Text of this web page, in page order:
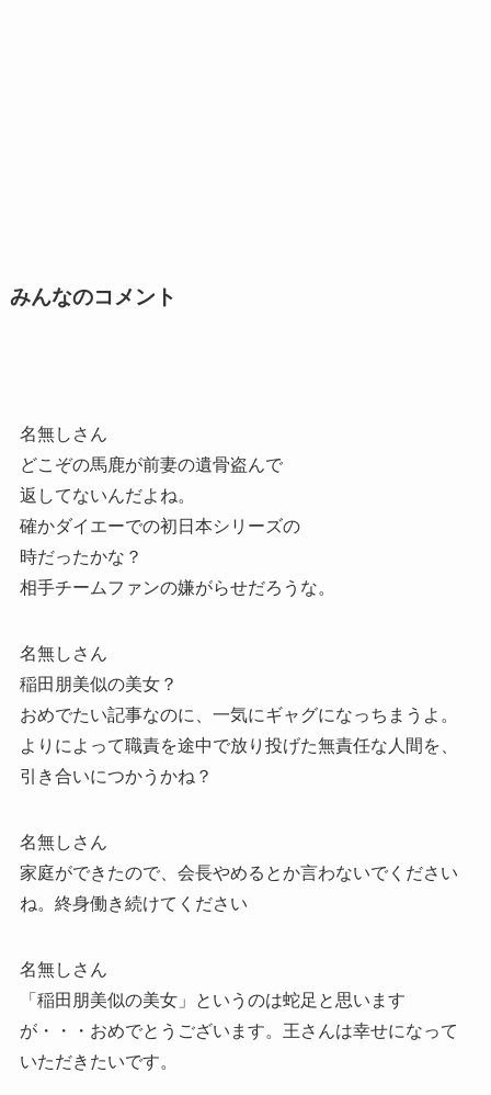
みんなのコメント
名無しさん
どこぞの馬鹿が前妻の遺骨盗んで
返してないんだよね。
確かダイエーでの初日本シリーズの
時だったかな？
相手チームファンの嫌がらせだろうな。
名無しさん
稲田朋美似の美女？
おめでたい記事なのに、一気にギャグになっちまうよ。
よりによって職責を途中で放り投げた無責任な人間を、
引き合いにつかうかね？
名無しさん
家庭ができたので、会長やめるとか言わないでください
ね。終身働き続けてください
名無しさん
「稲田朋美似の美女」というのは蛇足と思います
が・・・おめでとうございます。王さんは幸せになって
いただきたいです。